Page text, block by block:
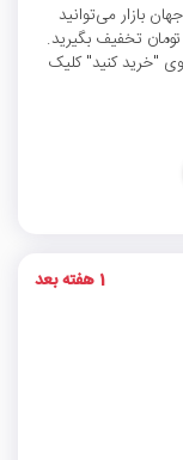
بازار می‌توانید
و 300 هزار تومان تخفیف بگیرید.
"خرید کنید" کلیک
1 هفته بعد